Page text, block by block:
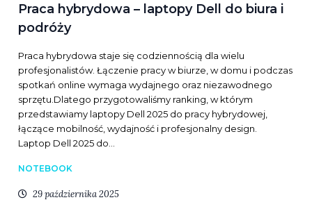
Praca hybrydowa – laptopy Dell do biura i
podróży
Praca hybrydowa staje się codziennością dla wielu
profesjonalistów. Łączenie pracy w biurze, w domu i podczas
spotkań online wymaga wydajnego oraz niezawodnego
sprzętu.Dlatego przygotowaliśmy ranking, w którym
przedstawiamy laptopy Dell 2025 do pracy hybrydowej,
łączące mobilność, wydajność i profesjonalny design.
Laptop Dell 2025 do…
NOTEBOOK
29 października 2025